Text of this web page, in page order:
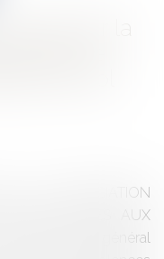
par la
de
de viol
ET ASSOCIATION
FAITES AUX
mouvement général